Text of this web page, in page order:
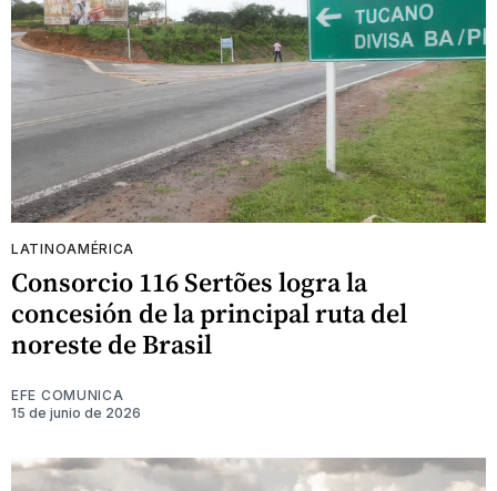
LATINOAMÉRICA
Consorcio 116 Sertões logra la
concesión de la principal ruta del
noreste de Brasil
EFE COMUNICA
15 de junio de 2026